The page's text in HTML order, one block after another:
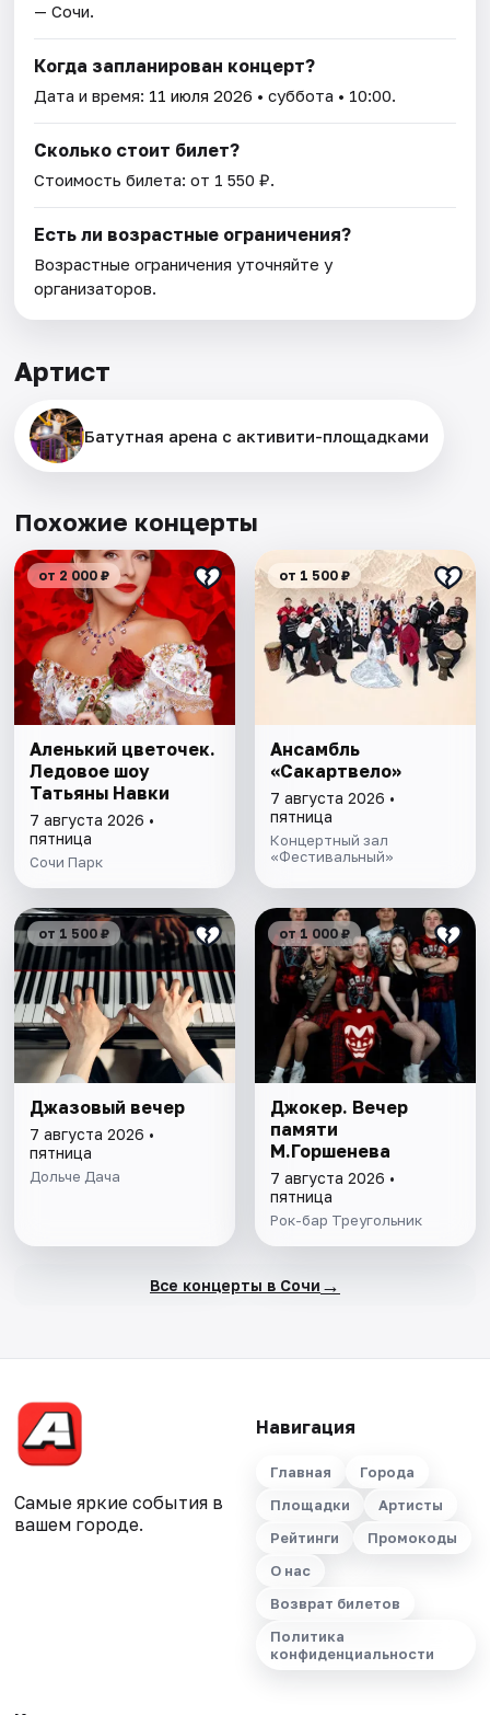
— Сочи.
Когда запланирован концерт?
Дата и время: 11 июля 2026 • суббота • 10:00.
Сколько стоит билет?
Стоимость билета: от 1 550 ₽.
Есть ли возрастные ограничения?
Возрастные ограничения уточняйте у
организаторов.
Артист
Батутная арена с активити-площадками
Похожие концерты
от 2 000 ₽
Аленький цветочек.
Ледовое шоу
Татьяны Навки
7 августа 2026 •
пятница
Сочи Парк
от 1 500 ₽
Ансамбль
«Сакартвело»
7 августа 2026 •
пятница
Концертный зал
«Фестивальный»
от 1 500 ₽
Джазовый вечер
7 августа 2026 •
пятница
Дольче Дача
от 1 000 ₽
Джокер. Вечер
памяти
М.Горшенева
7 августа 2026 •
пятница
Рок-бар Треугольник
Все концерты в Сочи →
Самые яркие события в
вашем городе.
Навигация
Главная
Города
Площадки
Артисты
Рейтинги
Промокоды
О нас
Возврат билетов
Политика
конфиденциальности